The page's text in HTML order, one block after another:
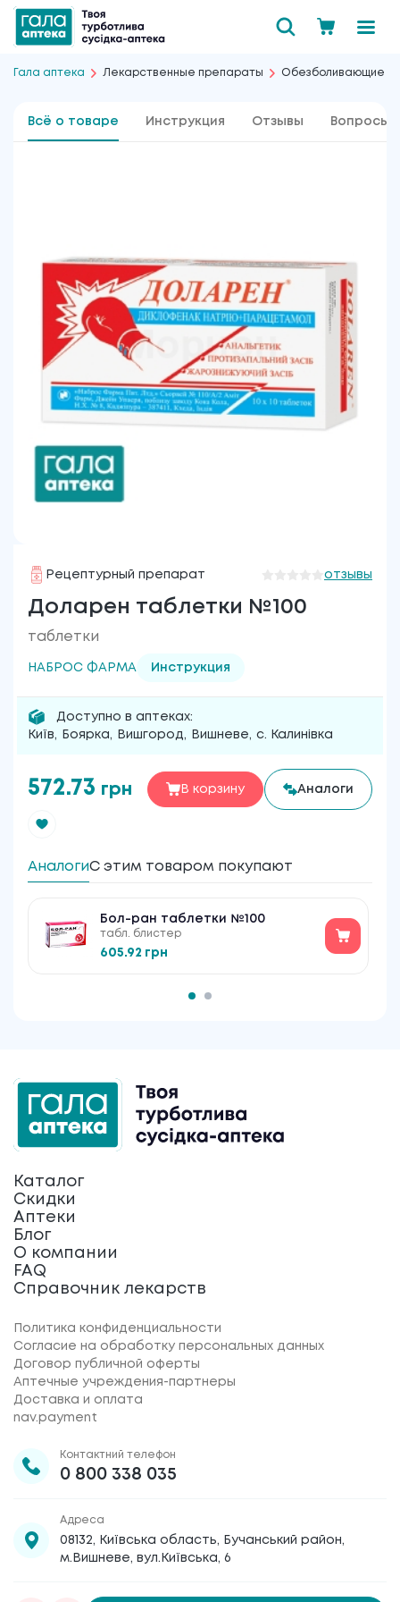
Гала аптека Лекарственные препараты Обезболивающие
Всё о товаре Инструкция Отзывы Вопросы
Рецептурный препарат отзывы
Доларен таблетки №100
таблетки
НАБРОС ФАРМА Инструкция
Доступно в аптеках:
Київ, Боярка, Вишгород, Вишневе, с. Калинівка
572.73 грн В корзину Аналоги
АналогиС этим товаром покупают
Бол-ран таблетки №100
табл. блистер
605.92 грн
Каталог
Скидки
Аптеки
Блог
О компании
FAQ
Справочник лекарств
Политика конфиденциальности
Согласие на обработку персональных данных
Договор публичной оферты
Аптечные учреждения-партнеры
Доставка и оплата
nav.payment
Контактний телефон
0 800 338 035
Адреса
08132, Київська область, Бучанський район,
м.Вишневе, вул.Київська, 6